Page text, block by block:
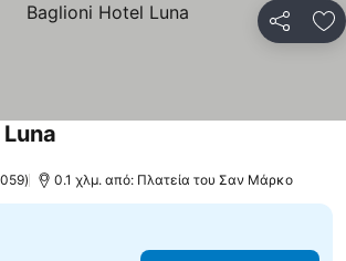
0.1 χλμ. από: Πλατεία του Σαν Μάρκο